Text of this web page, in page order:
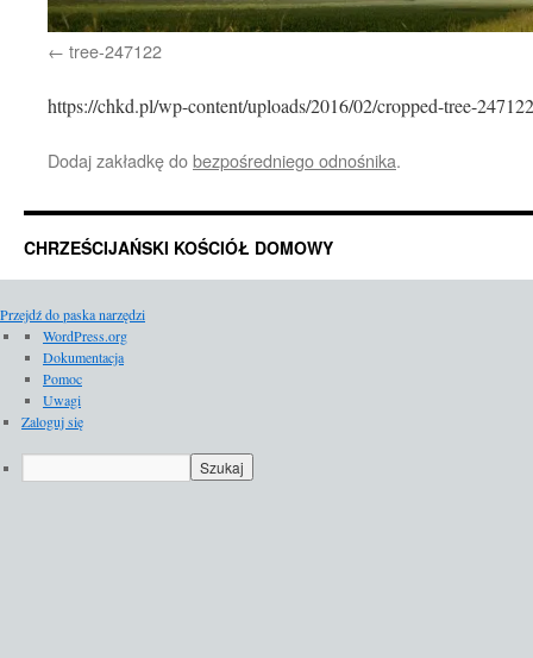
tree-247122
https://chkd.pl/wp-content/uploads/2016/02/cropped-tree-
Dodaj zakładkę dobezpośredniego odnośnika.
CHRZEŚCIJAŃSKI KOŚCIÓŁ DOMOWY
Przejdź do paska narzędzi
O
WordPressie
WordPress.org
Dokumentacja
Pomoc
Uwagi
Zaloguj się
Szukaj